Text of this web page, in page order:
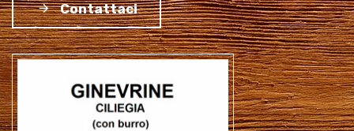
Contattaci